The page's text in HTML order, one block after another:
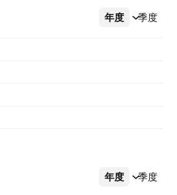
年度 季度
更多
年度 季度
更多